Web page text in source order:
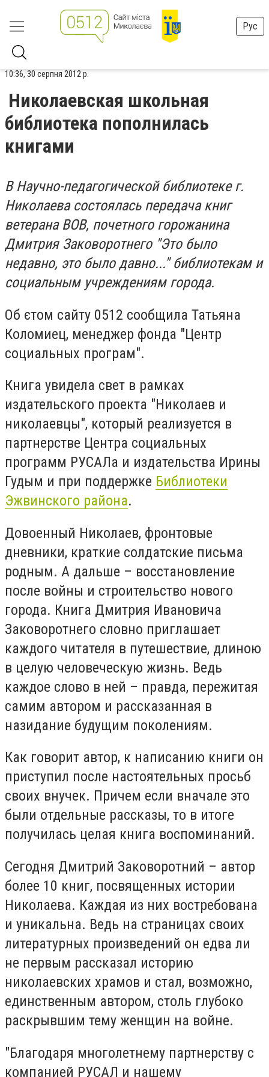
Рус
10:36, 30 серпня 2012 р.
Николаевская школьная
библиотека пополнилась
книгами
В Научно-педагогической библиотеке г.
Николаева состоялась передача книг
ветерана ВОВ, почетного горожанина
Дмитрия Заковоротнего "Это было
недавно, это было давно..." библиотекам и
социальным учреждениям города.
Об єтом сайту 0512 сообщила Татьяна
Коломиец, менеджер фонда "Центр
социальных програм".
Книга увидела свет в рамках
издательского проекта "Николаев и
николаевцы", который реализуется в
партнерстве Центра социальных
программ РУСАЛа и издательства Ирины
Гудым и при поддержке Библиотеки
Эжвинского района.
Довоенный Николаев, фронтовые
дневники, краткие солдатские письма
родным. А дальше – восстановление
после войны и строительство нового
города. Книга Дмитрия Ивановича
Заковоротнего словно приглашает
каждого читателя в путешествие, длиною
в целую человеческую жизнь. Ведь
каждое слово в ней – правда, пережитая
самим автором и рассказанная в
назидание будущим поколениям.
Как говорит автор, к написанию книги он
приступил после настоятельных просьб
своих внучек. Причем если вначале это
были отдельные рассказы, то в итоге
получилась целая книга воспоминаний.
Сегодня Дмитрий Заковоротний – автор
более 10 книг, посвященных истории
Николаева. Каждая из них востребована
и уникальна. Ведь на страницах своих
литературных произведений он едва ли
не первым рассказал историю
николаевских храмов и стал, возможно,
единственным автором, столь глубоко
раскрывшим тему женщин на войне.
"Благодаря многолетнему партнерству с
компанией РУСАЛ и нашему